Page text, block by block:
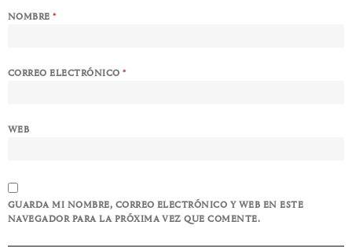
NOMBRE*
CORREO ELECTRÓNICO*
WEB
GUARDA MI NOMBRE, CORREO ELECTRÓNICO Y WEB EN ESTE
NAVEGADOR PARA LA PRÓXIMA VEZ QUE COMENTE.